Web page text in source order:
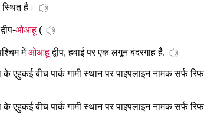
स्थित है।
ओआहू (
मेंओआहूद्वीप, हवाई पर एक लगून बंदरगाह है.
एहुकई बीच पार्क गामी स्थान पर पाइपलाइन नामक सर्फ रिफ
एहुकई बीच पार्क गामी स्थान पर पाइपलाइन नामक सर्फ रिफ